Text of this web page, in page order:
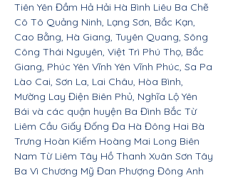
Tiên Yên Đầm Hả Hải Hà Bình Liêu Ba Chẽ
Cô Tô Quảng Ninh, Lạng Sơn, Bắc Kạn,
Cao Bằng, Hà Giang, Tuyên Quang, Sông
Công Thái Nguyên, Việt Trì Phú Thọ, Bắc
Giang, Phúc Yên Vĩnh Yên Vĩnh Phúc, Sa Pa
Lào Cai, Sơn La, Lai Châu, Hòa Bình,
Mường Lay Điện Biên Phủ, Nghĩa Lộ Yên
Bái và các quận huyện Ba Đình Bắc Từ
Liêm Cầu Giấy Đống Đa Hà Đông Hai Bà
Trưng Hoàn Kiếm Hoàng Mai Long Biên
Nam Từ Liêm Tây Hồ Thanh Xuân Sơn Tây
Ba Vì Chương Mỹ Đan Phượng Đông Anh